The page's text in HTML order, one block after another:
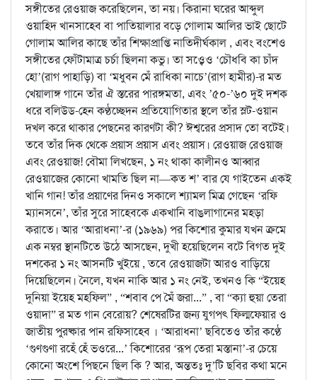
সঙ্গীতের রেওয়াজ করেছিলেন, তা নয়। কিরানা ঘরের আব্দুল
ওয়াহিদ খানসাহেব বা পাতিয়ালার বড়ে গোলাম আলির ভাই ছোটে
গোলাম আলির কাছে তাঁর শিক্ষাপ্রাপ্তি নাতিদীর্ঘকাল , এবং বংশেও
সঙ্গীতের ফোঁটামাত্র চর্চা ছিলনা কভু। তা সও্বেও ‘চৌধবি কা চাঁদ
হো’(রাগ পাহাড়ি) বা ‘মধুবন মেঁ রাধিকা নাচে’(রাগ হামীর)-র মত
খেয়ালাঙ্গ গানে তাঁর ঐ স্তরের পারঙ্গমতা, এবং ’৫০-’৬০ দুই দশক
ধরে বলিউড-হেন কণ্ঠচ্ছেদন প্রতিযোগিতার স্থলে তাঁর স্লট-ওয়ান
দখল করে থাকার পেছনের কারণটা কী? ঈশ্বরের প্রসাদ তো বটেই।
তবে তাঁর দিক থেকে প্রয়াস প্রয়াস এবং প্রয়াস। রেওয়াজ রেওয়াজ
এবং রেওয়াজ! বৌমা লিখছেন, ১ নং থাকা কালীনও আব্বার
রেওয়াজের কোনো খামতি ছিল না—কত শ’ বার যে গাইতেন একই
খানি গান! তাঁর প্রয়াণের দিনও সকালে শ্যামল মিত্র গেছেন ‘রফি
ম্যানসনে’, তাঁর সুরে সাহেবকে একখানি বাঙলাগানের মহড়া
করাতে। আর ‘আরাধনা’-র (১৯৬৯) পর কিশোর কুমার যখন ক্রমে
এক নম্বর স্থানটিতে উঠে আসছেন, দুখী হয়েছিলেন বটে বিগত দুই
দশকের ১ নং আসনটি খুইয়ে , তবে রেওয়াজটা আরও বাড়িয়ে
দিয়েছিলেন। নৈলে, যখন নাকি আর ১ নং নেই, তখনও কি “ইয়েহ
দুনিয়া ইয়েহ মহফিল” , “শবাব পে মৈঁ জরা...” , বা “ক্যা হুয়া তেরা
ওয়াদা” র মত গান বেরোয়? শেষেরটির জন্য যুগপৎ ফিল্মফেয়ার ও
জাতীয় পুরষ্কার পান রফিসাহেব । ‘আরাধনা’ ছবিতেও তাঁর কণ্ঠে
‘গুণগুণা রহেঁ হেঁ ভওরে...’ কিশোরের ‘রূপ তেরা মস্তানা’-র চেয়ে
কোনো অংশে পিছনে ছিল কি ? আর, অন্ততঃ দু’টি ছবির কথা মনে